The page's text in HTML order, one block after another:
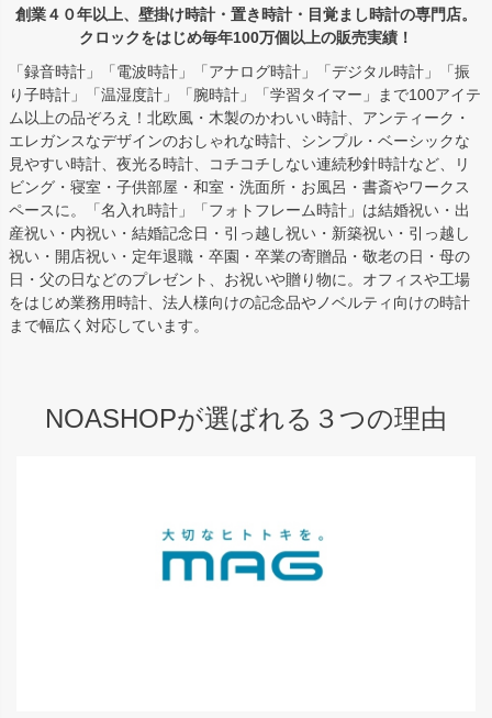
創業４０年以上、壁掛け時計・置き時計・目覚まし時計の専門店。
クロックをはじめ毎年100万個以上の販売実績！
「録音時計」「電波時計」「アナログ時計」「デジタル時計」「振
り子時計」「温湿度計」「腕時計」「学習タイマー」まで100アイテ
ム以上の品ぞろえ！北欧風・木製のかわいい時計、アンティーク・
エレガンスなデザインのおしゃれな時計、シンプル・ベーシックな
見やすい時計、夜光る時計、コチコチしない連続秒針時計など、リ
ビング・寝室・子供部屋・和室・洗面所・お風呂・書斎やワークス
ペースに。「名入れ時計」「フォトフレーム時計」は結婚祝い・出
産祝い・内祝い・結婚記念日・引っ越し祝い・新築祝い・引っ越し
祝い・開店祝い・定年退職・卒園・卒業の寄贈品・敬老の日・母の
日・父の日などのプレゼント、お祝いや贈り物に。オフィスや工場
をはじめ業務用時計、法人様向けの記念品やノベルティ向けの時計
まで幅広く対応しています。
NOASHOPが選ばれる３つの理由